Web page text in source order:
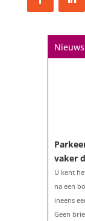
het
ouder
vaker
U kent
na een
ineens
Geen